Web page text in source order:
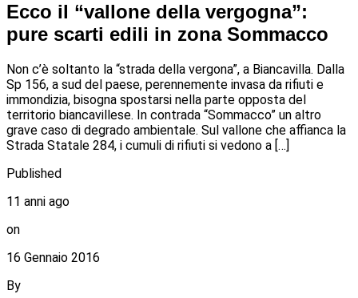
Ecco il “vallone della vergogna”:
pure scarti edili in zona Sommacco
Non c’è soltanto la “strada della vergona”, a Biancavilla. Dalla
Sp 156, a sud del paese, perennemente invasa da rifiuti e
immondizia, bisogna spostarsi nella parte opposta del
territorio biancavillese. In contrada “Sommacco” un altro
grave caso di degrado ambientale. Sul vallone che affianca la
Strada Statale 284, i cumuli di rifiuti si vedono a […]
Published
11 anni ago
on
16 Gennaio 2016
By